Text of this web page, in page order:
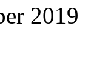
2019